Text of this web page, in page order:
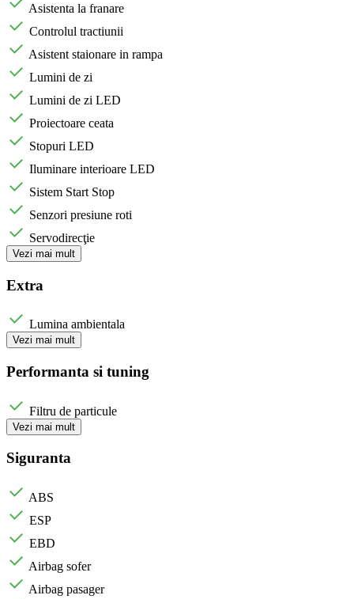
Asistenta la franare
Controlul tractiunii
Asistent staionare in rampa
Lumini de zi
Lumini de zi LED
Proiectoare ceata
Stopuri LED
Iluminare interioare LED
Sistem Start Stop
Senzori presiune roti
Servodirecţie
Vezi mai mult
Extra
Lumina ambientala
Vezi mai mult
Performanta si tuning
Filtru de particule
Vezi mai mult
Siguranta
ABS
ESP
EBD
Airbag sofer
Airbag pasager